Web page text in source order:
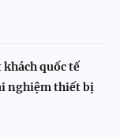
quốc tế
nghiệm thiết bị